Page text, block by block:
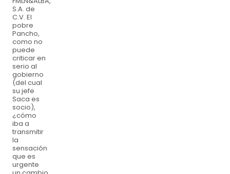
S.A. de
C.V. El
pobre
Pancho,
como no
puede
criticar en
serio al
gobierno
(del cual
su jefe
Saca es
socio),
¿cómo
iba a
transmitir
la
sensación
que es
urgente